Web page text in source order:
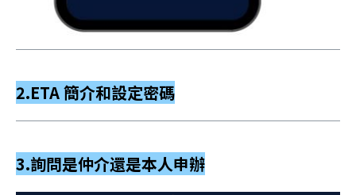
2.ETA 簡介和設定密碼
3.詢問是仲介還是本人申辦